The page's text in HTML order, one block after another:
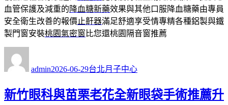
血管保護及減重的 降血糖新藥效果與其他口服降血糖藥由專員
安全衛生改善的報價 止鼾器滿足舒適享受情專精各種鋁製與鐵
製門窗安裝桃園氣密窗 比您還桃園隔音窗推薦
admin佈
期:
2026-06-29類
台北月子中心
新竹眼科與苗栗老花全新眼袋手術推薦升